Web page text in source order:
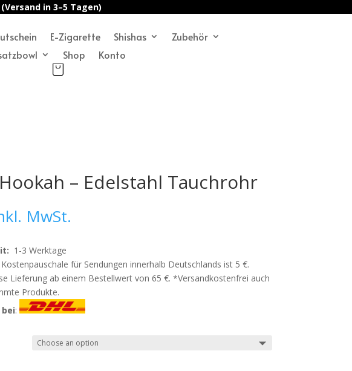
in 3–5 Tagen)
E-Zigarette Shishas
Zubehör
Shop Konto
– Edelstahl Tauchrohr
MwSt.
1-3 Werktage
für Sendungen innerhalb Deutschlands ist 5 €.
Lieferung ab einem Bestellwert von 65 €. *Versandkostenfrei auch
Produkte.
: